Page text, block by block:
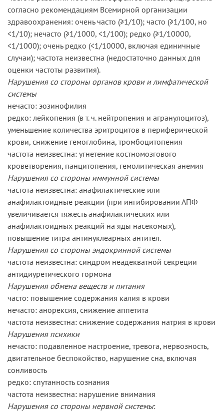
согласно рекомендациям Всемирной организации
здравоохранения: очень часто (≥1/10); часто (≥1/100, но
<1/10); нечасто (≥1/1000, <1/100); редко (≥1/10000,
<1/1000); очень редко (<1/10000, включая единичные
случаи); частота неизвестна (недостаточно данных для
оценки частоты развития).
Нарушения со стороны органов крови и лимфатической
системы
нечасто: эозинофилия
редко: лейкопения (в т. ч. нейтропения и агранулоцитоз),
уменьшение количества эритроцитов в периферической
крови, снижение гемоглобина, тромбоцитопения
частота неизвестна: угнетение костномозгового
кроветворения, панцитопения, гемолитическая анемия
Нарушения со стороны иммунной системы
частота неизвестна: анафилактические или
анафилактоидные реакции (при ингибировании АПФ
увеличивается тяжесть анафилактических или
анафилактоидных реакций на яды насекомых),
повышение титра антинуклеарных антител.
Нарушения со стороны эндокринной системы
частота неизвестна: синдром неадекватной секреции
антидиуретического гормона
Нарушения обмена веществ и питания
часто: повышение содержания калия в крови
нечасто: анорексия, снижение аппетита
частота неизвестна: снижение содержания натрия в крови
Нарушения психики
нечасто: подавленное настроение, тревога, нервозность,
двигательное беспокойство, нарушение сна, включая
сонливость
редко: спутанность сознания
частота неизвестна: нарушение внимания
Нарушения со стороны нервной системы: